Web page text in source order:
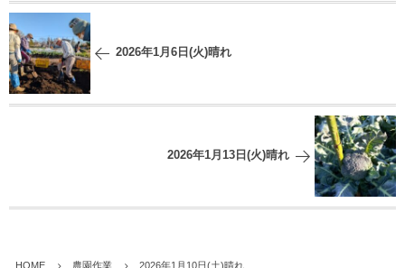
2026年1月6日(火)晴れ
2026年1月13日(火)晴れ
HOME 農園作業 2026年1月10日(土)晴れ